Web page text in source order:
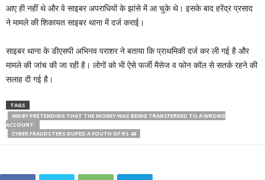
आए ही नहीं थे और वे साइबर अपराधियों के झांसे में आ चुके थे। इसके बाद हरेंद्र प्रसाद
ने मामले की शिकायत साइबर थाना में दर्ज कराई।
साइबर थाना के डीएसपी अभिनव पराशर ने बताया कि प्राथमिकी दर्ज कर ली गई है और
मामले की जांच की जा रही है। लोगों को भी ऐसे फर्जी मैसेज व फोन कॉल से सतर्क रहने की
सलाह दी गई है।
TAGS
000 BY PRETENDING THAT THE MONEY WAS BEING TRANSFERRED TO A WRONG
ACCOUNT.
CYBER ​​FRAUDSTERS DUPED A YOUTH OF RS 48